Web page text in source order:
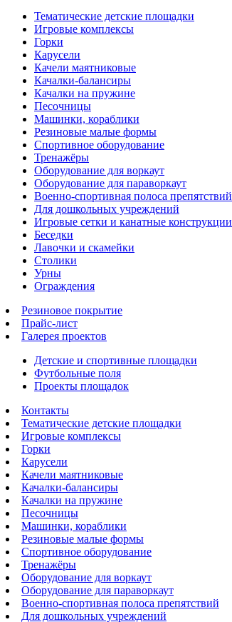
Тематические детские площадки
Игровые комплексы
Горки
Карусели
Качели маятниковые
Качалки-балансиры
Качалки на пружине
Песочницы
Машинки, кораблики
Резиновые малые формы
Спортивное оборудование
Тренажёры
Оборудование для воркаут
Оборудование для параворкаут
Военно-спортивная полоса препятствий
Для дошкольных учреждений
Игровые сетки и канатные конструкции
Беседки
Лавочки и скамейки
Столики
Урны
Ограждения
Резиновое покрытие
Прайс-лист
Галерея проектов
Детские и спортивные площадки
Футбольные поля
Проекты площадок
Контакты
Тематические детские площадки
Игровые комплексы
Горки
Карусели
Качели маятниковые
Качалки-балансиры
Качалки на пружине
Песочницы
Машинки, кораблики
Резиновые малые формы
Спортивное оборудование
Тренажёры
Оборудование для воркаут
Оборудование для параворкаут
Военно-спортивная полоса препятствий
Для дошкольных учреждений